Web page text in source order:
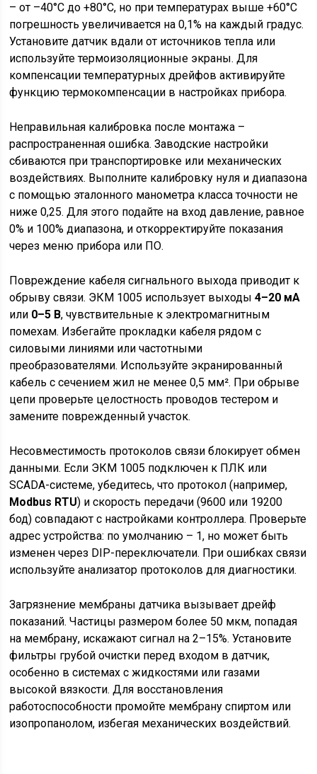
– от –40°C до +80°C, но при температурах выше +60°C
погрешность увеличивается на 0,1% на каждый градус.
Установите датчик вдали от источников тепла или
используйте термоизоляционные экраны. Для
компенсации температурных дрейфов активируйте
функцию термокомпенсации в настройках прибора.
Неправильная калибровка после монтажа –
распространенная ошибка. Заводские настройки
сбиваются при транспортировке или механических
воздействиях. Выполните калибровку нуля и диапазона
с помощью эталонного манометра класса точности не
ниже 0,25. Для этого подайте на вход давление, равное
0% и 100% диапазона, и откорректируйте показания
через меню прибора или ПО.
Повреждение кабеля сигнального выхода приводит к
обрыву связи. ЭКМ 1005 использует выходы4–20 мА
или 0–5 В, чувствительные к электромагнитным
помехам. Избегайте прокладки кабеля рядом с
силовыми линиями или частотными
преобразователями. Используйте экранированный
кабель с сечением жил не менее 0,5 мм². При обрыве
цепи проверьте целостность проводов тестером и
замените поврежденный участок.
Несовместимость протоколов связи блокирует обмен
данными. Если ЭКМ 1005 подключен к ПЛК или
SCADA-системе, убедитесь, что протокол (например,
Modbus RTU) и скорость передачи (9600 или 19200
бод) совпадают с настройками контроллера. Проверьте
адрес устройства: по умолчанию – 1, но может быть
изменен через DIP-переключатели. При ошибках связи
используйте анализатор протоколов для диагностики.
Загрязнение мембраны датчика вызывает дрейф
показаний. Частицы размером более 50 мкм, попадая
на мембрану, искажают сигнал на 2–15%. Установите
фильтры грубой очистки перед входом в датчик,
особенно в системах с жидкостями или газами
высокой вязкости. Для восстановления
работоспособности промойте мембрану спиртом или
изопропанолом, избегая механических воздействий.